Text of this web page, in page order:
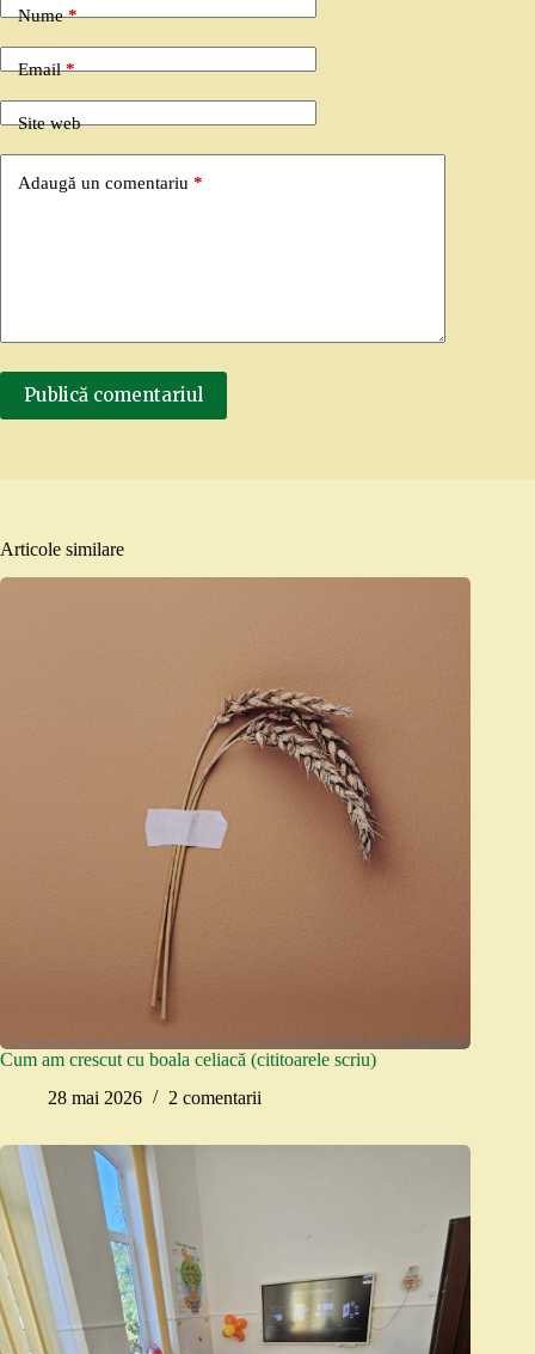
Nume*
Email*
Site web
Adaugă un comentariu *
Publică comentariul
Articole similare
Cum am crescut cu boala celiacă (cititoarele scriu)
28 mai 2026
2 comentarii